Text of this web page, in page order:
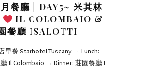
餐廳 | DAY5~ 米其林
IL COLOMBAIO &
餐廳 ISALOTTI
早餐 Starhotel Tuscany → Lunch:
Il Colombaio → Dinner: 莊園餐廳 I